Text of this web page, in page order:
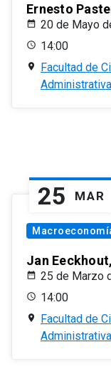
Ernesto
20 de Mayo
14:00
Facultad de
25 MAR
Jan
25 de Marzo
14:00
Facultad de